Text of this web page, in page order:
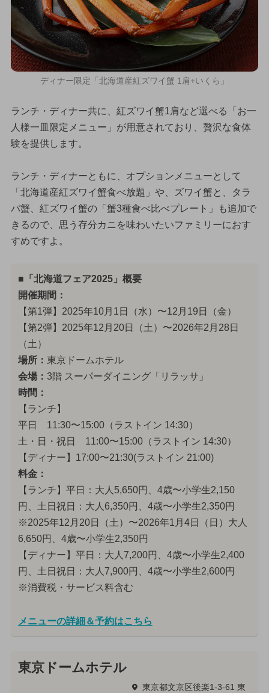
ディナー限定「北海道産紅ズワイ蟹 1肩+いくら」
ランチ・ディナー共に、紅ズワイ蟹1肩など選べる「お一
人様一皿限定メニュー」が用意されており、贅沢な食体
験を提供します。
ランチ・ディナーともに、オプションメニューとして
「北海道産紅ズワイ蟹食べ放題」や、ズワイ蟹と、タラ
バ蟹、紅ズワイ蟹の「蟹3種食べ比べプレート」も追加で
きるので、思う存分カニを味わいたいファミリーにおす
すめですよ。
■「北海道フェア2025」概要
開催期間：
【第1弾】2025年10月1日（水）〜12月19日（金）
【第2弾】2025年12月20日（土）〜2026年2月28日
（土）
場所： 東京ドームホテル
会場： 3階 スーパーダイニング「リラッサ」
時間：
【ランチ】
平日 11:30〜15:00（ラストイン 14:30）
土・日・祝日 11:00〜15:00（ラストイン 14:30）
【ディナー】17:00〜21:30(ラストイン 21:00)
料金：
【ランチ】平日：大人5,650円、4歳〜小学生2,150
円、土日祝日：大人6,350円、4歳〜小学生2,350円
※2025年12月20日（土）〜2026年1月4日（日）大人
6,650円、4歳〜小学生2,350円
【ディナー】平日：大人7,200円、4歳〜小学生2,400
円、土日祝日：大人7,900円、4歳〜小学生2,600円
※消費税・サービス料含む
メニューの詳細＆予約はこちら
東京ドームホテル
東京都文京区後楽1-3-61 東